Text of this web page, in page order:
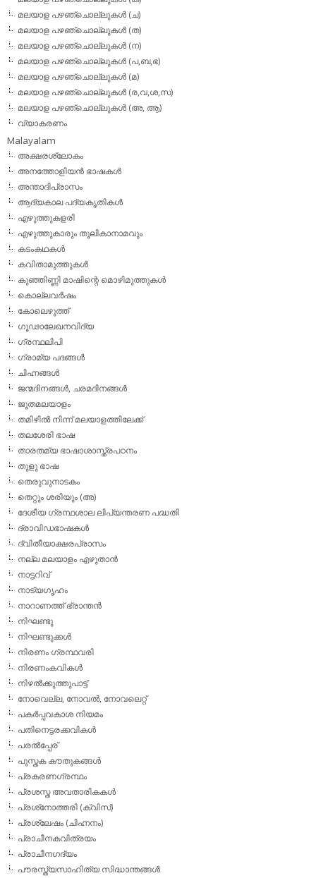
മലയാള പഴഞ്ചൊല്ലുകള്‍ (ച)
മലയാള പഴഞ്ചൊല്ലുകള്‍ (ത)
മലയാള പഴഞ്ചൊല്ലുകള്‍ (ന)
മലയാള പഴഞ്ചൊല്ലുകള്‍ (പ,ബ,ഭ)
മലയാള പഴഞ്ചൊല്ലുകള്‍ (മ)
മലയാള പഴഞ്ചൊല്ലുകള്‍ (ര,വ,ശ,സ)
മലയാള പഴഞ്ചൊല്ലുകൾ (അ, ആ)
വ്യാകരണം
Malayalam
അക്ഷരശ്ലോകം
അനത്തോളിയന്‍ ഭാഷകള്‍
അന്താദിപ്രാസം
ആദ്യകാല പദ്യകൃതികള്‍
എഴുത്തുകളരി
എഴുത്തുകാരും തൂലികാനാമവും
കടംകഥകള്‍
കവിതാമുത്തുകള്‍
കുഞ്ഞിണ്ണി മാഷിന്റെ മൊഴിമുത്തുകള്‍
കൊല്ലവര്‍ഷം
കോലെഴുത്ത്
ഗൂഢാലേഖനവിദ്യ
ഗ്രന്ഥലിപി
ഗ്രാമ്യ പദങ്ങള്‍
ചിഹ്നങ്ങള്‍
ജന്മദിനങ്ങള്‍, ചരമദിനങ്ങള്‍
ജൂതമലയാളം
തമിഴില്‍ നിന്ന് മലയാളത്തിലേക്ക്
തലശേരി ഭാഷ
താരതമ്യ ഭാഷാശാസ്ത്രപഠനം
തുളു ഭാഷ
തെരുവുനാടകം
തെറ്റും ശരിയും (അ)
ദേശീയ ഗ്രന്ഥശാല ലിപ്യന്തരണ പദ്ധതി
ദ്രാവിഡഭാഷകള്‍
ദ്വിതീയാക്ഷരപ്രാസം
നല്ല മലയാളം എഴുതാന്‍
നാട്ടറിവ്
നാട്യഗൃഹം
നാറാണത്ത് ഭ്രാന്തന്‍
നിഘണ്ടു
നിഘണ്ടുക്കള്‍
നിരണം ഗ്രന്ഥവരി
നിരണംകവികള്‍
നിഴല്‍ക്കുത്തുപാട്ട്
നോവെല്ല, നോവല്‍, നോവലെറ്റ്
പകര്‍പ്പവകാശ നിയമം
പതിനെട്ടരക്കവികള്‍
പരല്‍പ്പേര്
പുസ്തക കൗതുകങ്ങള്‍
പ്രകരണഗ്രന്ഥം
പ്രശസ്ത അവതാരികകള്‍
പ്രശ്‌നോത്തരി (ക്വിസ്)
പ്രശ്ലേഷം (ചിഹ്നനം)
പ്രാചീനകവിത്രയം
പ്രാചീനഗദ്യം
പൗരസ്ത്യസാഹിത്യ സിദ്ധാന്തങ്ങള്‍